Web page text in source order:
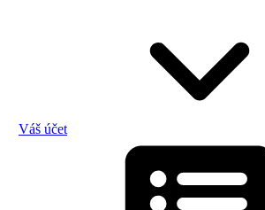
Váš účet